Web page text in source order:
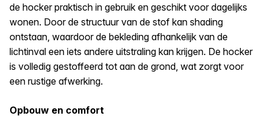
de hocker praktisch in gebruik en geschikt voor dagelijks
wonen. Door de structuur van de stof kan shading
ontstaan, waardoor de bekleding afhankelijk van de
lichtinval een iets andere uitstraling kan krijgen. De hocker
is volledig gestoffeerd tot aan de grond, wat zorgt voor
een rustige afwerking.
Opbouw en comfort